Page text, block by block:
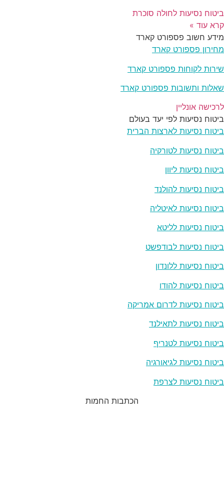
ביטוח נסיעות לחולה סוכרת
קרא עוד »
מידע חשוב פספורט קארד
מחירון פספורט קארד
שירות לקוחות פספורט קארד
שאלות ותשובות פספורט קארד
לרכישה אונליין
ביטוח נסיעות לפי יעד בעולם
ביטוח נסיעות לארצות הברית
ביטוח נסיעות לטורקיה
ביטוח נסיעות ליוון
ביטוח נסיעות להולנד
ביטוח נסיעות לאיטליה
ביטוח נסיעות לליטא
ביטוח נסיעות לבודפשט
ביטוח נסיעות ללונדון
ביטוח נסיעות להודו
ביטוח נסיעות לדרום אמריקה
ביטוח נסיעות לתאילנד
ביטוח נסיעות לטנריף
ביטוח נסיעות לגיאורגיה
ביטוח נסיעות לצרפת
הכתבות החמות